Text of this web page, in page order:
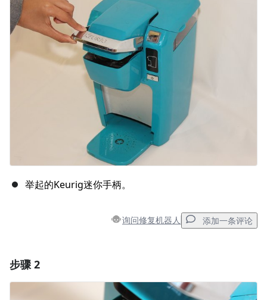
举起的Keurig迷你手柄。
询问修复机器人 添加一条评论
步骤 2